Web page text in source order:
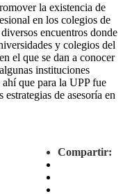
la existencia de
en los colegios de
encuentros donde
y colegios del
el que se dan a conocer
instituciones
que para la UPP fue
de asesoría en
Compartir: